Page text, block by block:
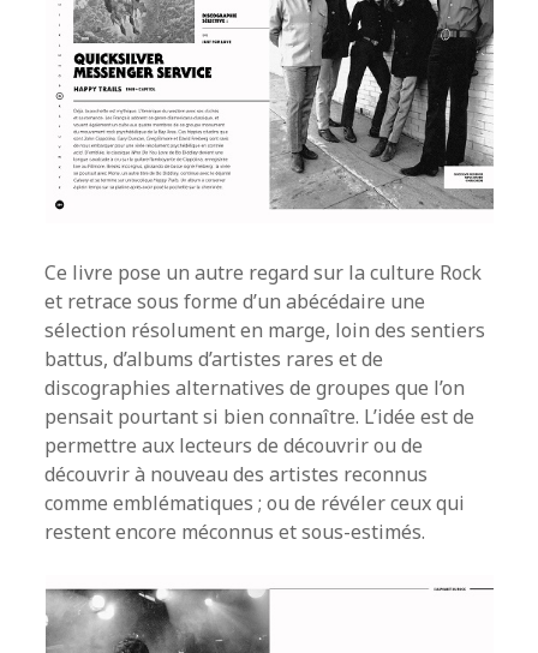
Ce livre pose un autre regard sur la culture Rock
et retrace sous forme d’un abécédaire une
sélection résolument en marge, loin des sentiers
battus, d’albums d’artistes rares et de
discographies alternatives de groupes que l’on
pensait pourtant si bien connaître. L’idée est de
permettre aux lecteurs de découvrir ou de
découvrir à nouveau des artistes reconnus
comme emblématiques ; ou de révéler ceux qui
restent encore méconnus et sous-estimés.